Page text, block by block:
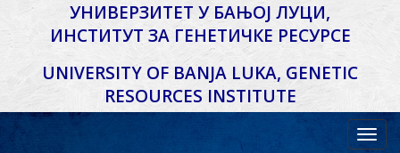
УНИВЕРЗИТЕТ У БАЊОЈ ЛУЦИ,
ИНСТИТУТ ЗА ГЕНЕТИЧКЕ РЕСУРСЕ
UNIVERSITY OF BANJA LUKA, GENETIC
RESOURCES INSTITUTE